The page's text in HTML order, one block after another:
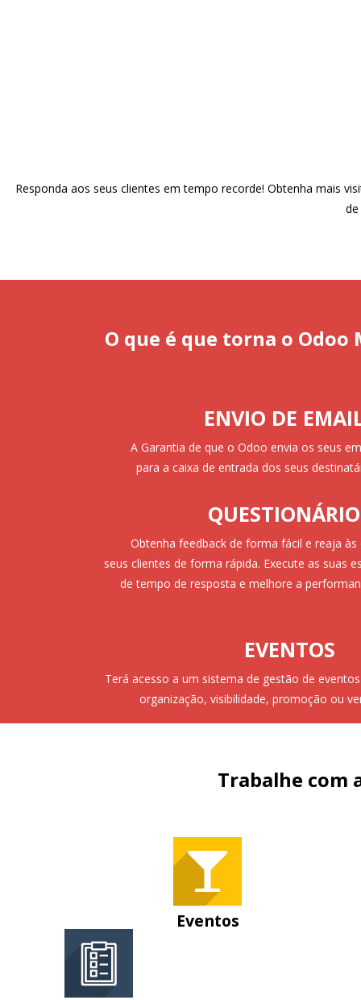
Responda aos seus clientes em tempo recorde! Obtenha mais
O que é que torna o
ENVIO DE
A Garantia de que o Odoo envia os seus
para a caixa de entrada dos seus
Obtenha feedback de forma fácil e reaja
seus clientes de forma rápida. Execute as suas
de tempo de resposta e melhore a
EVENTOS
Terá acesso a um sistema de gestão de
organização, visibilidade, promoção ou
Trabalhe com
Eventos